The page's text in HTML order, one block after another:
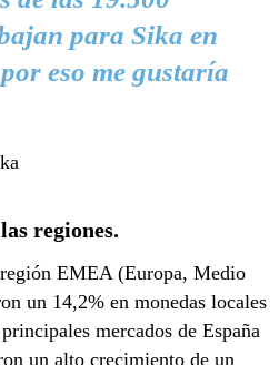
para Sika en
eso me gustaría
regiones.
EMEA (Europa, Medio
un 14,2% en monedas locales
mercados de España
un alto crecimiento de un